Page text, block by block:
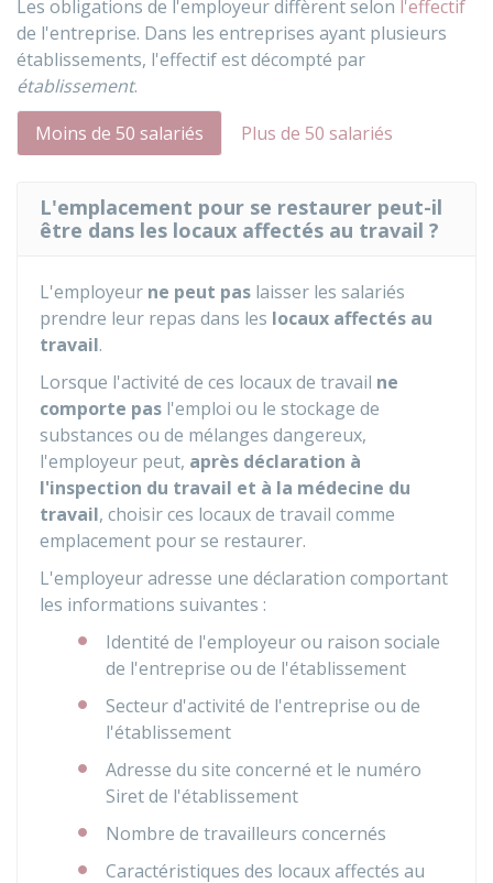
Les obligations de l'employeur diffèrent selon l'effectif
de l'entreprise. Dans les entreprises ayant plusieurs
établissements, l'effectif est décompté par
établissement.
Moins de 50 salariés
Plus de 50 salariés
L'emplacement pour se restaurer peut-il
être dans les locaux affectés au travail ?
L'employeur ne peut pas laisser les salariés
prendre leur repas dans les locaux affectés au
travail.
Lorsque l'activité de ces locaux de travail ne
comporte pas l'emploi ou le stockage de
substances ou de mélanges dangereux,
l'employeur peut, après déclaration à
l'inspection du travail et à la médecine du
travail, choisir ces locaux de travail comme
emplacement pour se restaurer.
L'employeur adresse une déclaration comportant
les informations suivantes :
Identité de l'employeur ou raison sociale
de l'entreprise ou de l'établissement
Secteur d'activité de l'entreprise ou de
l'établissement
Adresse du site concerné et le numéro
Siret de l'établissement
Nombre de travailleurs concernés
Caractéristiques des locaux affectés au